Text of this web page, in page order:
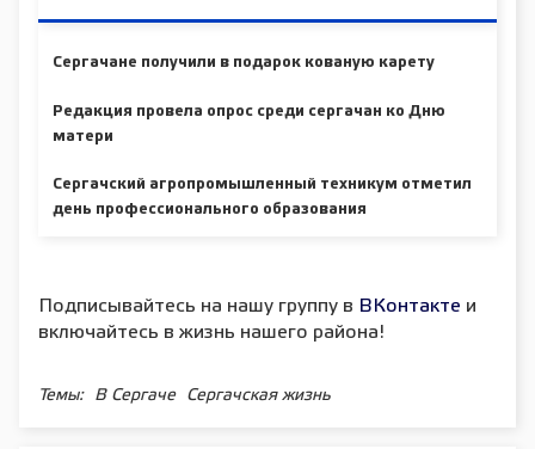
Сергачане получили в подарок кованую карету
Редакция провела опрос среди сергачан ко Дню
матери
Сергачский агропромышленный техникум отметил
день профессионального образования
Подписывайтесь на нашу группу в ВКонтакте и
включайтесь в жизнь нашего района!
Темы: В Сергаче Сергачская жизнь